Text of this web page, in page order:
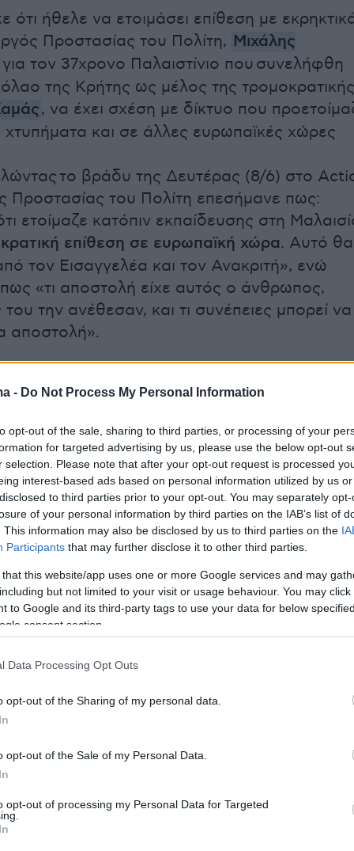
- Do Not Process My Personal Information
opt-out of the sale, sharing to third parties, or processing of your
for targeted advertising by us, please use the below opt-out
selection. Please note that after your opt-out request is processed
interest-based ads based on personal information utilized by us
to third parties prior to your opt-out. You may separately
of your personal information by third parties on the IAB’s list of
This information may also be disclosed by us to third parties on the
Participants that may further disclose it to other third parties.
that this website/app uses one or more Google services and may
but not limited to your visit or usage behaviour. You may
to Google and its third-party tags to use your data for below
consent section.
Data Processing Opt Outs
opt-out of the Sharing of my personal data.
opt-out of the Sale of my Personal Data.
opt-out of processing my Personal Data for Targeted
ότι ήθελε να ετοιμάσει επίθεση με
Προστασίας του Πολίτη, Μιχάλης
για τον 37χρονο Παλαιστίνιο που συνελήφθη
της Κρήτης ως μέλος της τρομοκρατικής
, να έχει σχέση με δίκτυο που
χτυπήματα και σε άλλες ευρωπαϊκές χώρες
το βράδυ της Δευτέρας (8/6) στο
Προστασίας του Πολίτη επεσήμανε πως:
ετοίμαζε κατόπιν εκπαίδευσης στη
επίθεση σε ευρωπαϊκή χώρα. Αυτό θα
τον Εισαγγελέα και τον Ανακριτή», ενώ
«τι αποστολή είχε αυτός ο άνθρωπος,
την ανέθεσαν, και τι συνέπειες μπορεί να
αποστολή».
μία 40χρονη παλαιστινιακή, επαναστατική
έχει πραγματοποιήσει επιχειρήσεις ποτέ
και ξαφνικά αυτό συνιστά μία αλλαγή
Φυσικά, υπάρχει δίκτυο», είπε.
οι Αρχές έχουν εντοπίσει κάποια άτομα
επιχειρησιακά ζητήματα και θα βρεθούν
θα εντοπιστούν όλοι στο τέλος».